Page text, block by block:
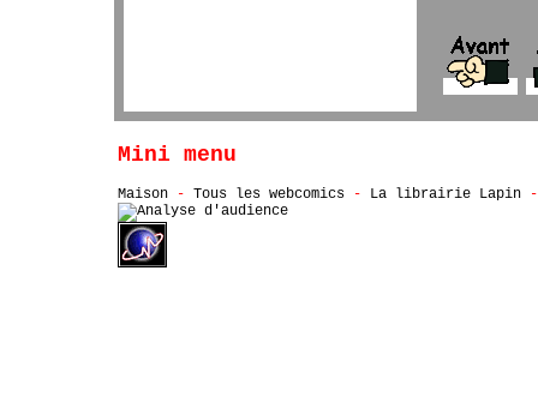
Mini menu
Maison - Tous les webcomics - La librairie Lapin